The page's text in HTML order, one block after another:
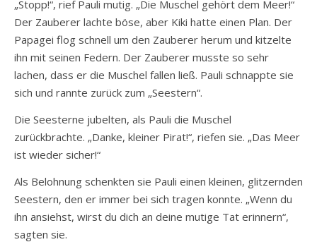
„Stopp!“, rief Pauli mutig. „Die Muschel gehört dem Meer!“
Der Zauberer lachte böse, aber Kiki hatte einen Plan. Der
Papagei flog schnell um den Zauberer herum und kitzelte
ihn mit seinen Federn. Der Zauberer musste so sehr
lachen, dass er die Muschel fallen ließ. Pauli schnappte sie
sich und rannte zurück zum „Seestern“.
Die Seesterne jubelten, als Pauli die Muschel
zurückbrachte. „Danke, kleiner Pirat!“, riefen sie. „Das Meer
ist wieder sicher!“
Als Belohnung schenkten sie Pauli einen kleinen, glitzernden
Seestern, den er immer bei sich tragen konnte. „Wenn du
ihn ansiehst, wirst du dich an deine mutige Tat erinnern“,
sagten sie.